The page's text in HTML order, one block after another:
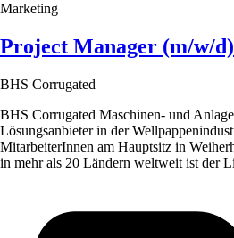
Marketing
Project Manager (m/w/d)
BHS Corrugated
BHS Corrugated Maschinen- und
Lösungsanbieter in der
MitarbeiterInnen am Hauptsitz in
in mehr als 20 Ländern weltweit ist der